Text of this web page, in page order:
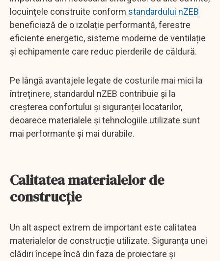
locuințele construite conform standardului nZEB
beneficiază de o izolație performantă, ferestre
eficiente energetic, sisteme moderne de ventilație
și echipamente care reduc pierderile de căldură.
Pe lângă avantajele legate de costurile mai mici la
întreținere, standardul nZEB contribuie și la
creșterea confortului și siguranței locatarilor,
deoarece materialele și tehnologiile utilizate sunt
mai performante și mai durabile.
Calitatea materialelor de
construcție
Un alt aspect extrem de important este calitatea
materialelor de construcție utilizate. Siguranța unei
clădiri începe încă din faza de proiectare și